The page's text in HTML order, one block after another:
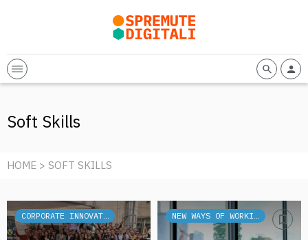
Soft Skills
HOME > SOFT SKILLS
CORPORATE INNOVATION NEW WAYS OF WORKING